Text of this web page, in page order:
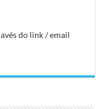
do link / email